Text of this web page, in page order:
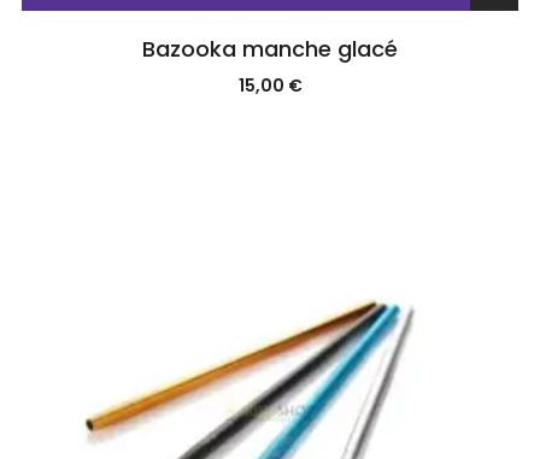
Bazooka manche glacé
15,00 €